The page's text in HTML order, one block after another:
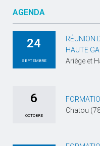
AGENDA
24
SEPTEMBRE
RÉUNION
HAUTE
Ariège et
6
OCTOBRE
Chatou